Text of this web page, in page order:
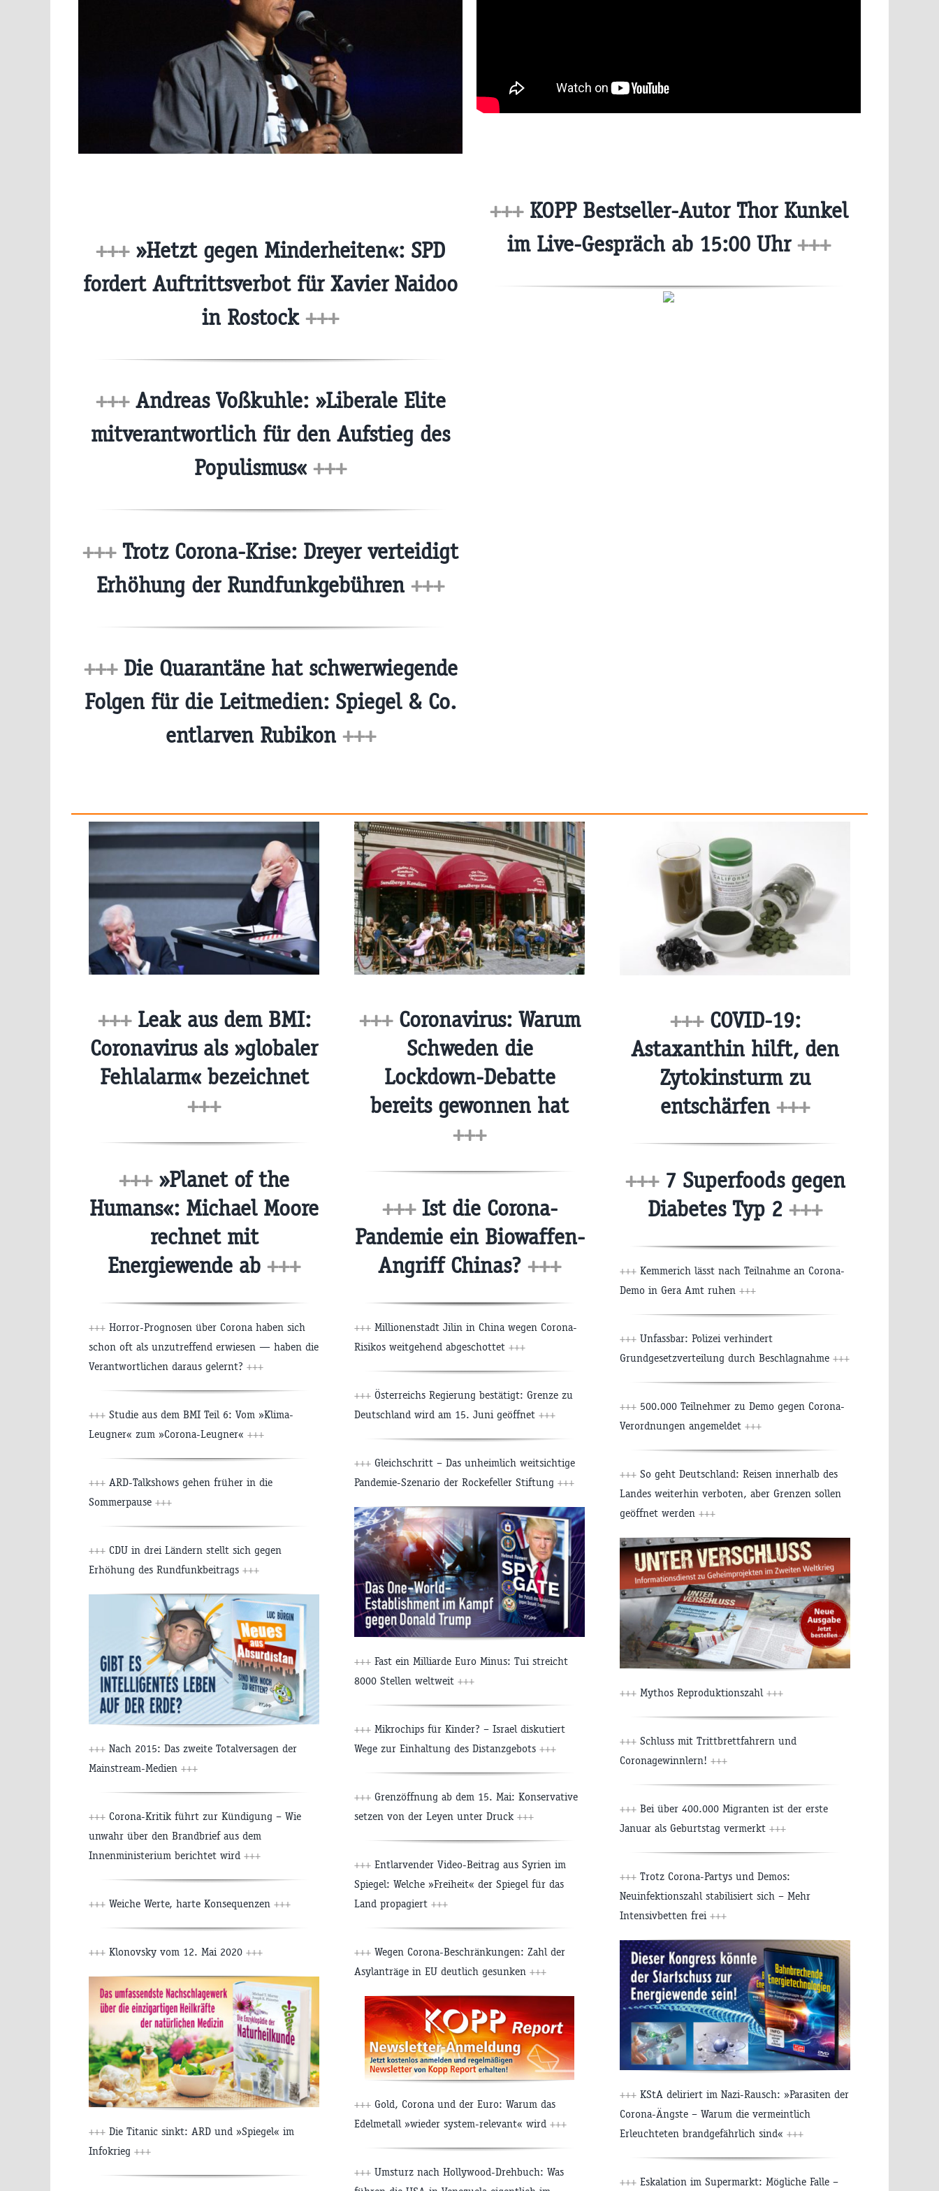
+++»Hetzt gegen Minderheiten«: SPD
fordert Auftrittsverbot für Xavier Naidoo
in Rostock +++
+++Andreas Voßkuhle: »Liberale Elite
mitverantwortlich für den Aufstieg des
Populismus« +++
+++Trotz Corona-Krise: Dreyer verteidigt
Erhöhung der Rundfunkgebühren +++
+++Die Quarantäne hat schwerwiegende
Folgen für die Leitmedien: Spiegel & Co.
entlarven Rubikon +++
+++KOPP Bestseller-Autor Thor Kunkel
im Live-Gespräch ab 15:00 Uhr+++
+++Leak aus dem BMI:
Coronavirus als »globaler
Fehlalarm« bezeichnet
+++
+++»Planet of the
Humans«: Michael Moore
rechnet mit
Energiewende ab +++
+++ Horror-Prognosen über Corona haben sich
schon oft als unzutreffend erwiesen — haben die
Verantwortlichen daraus gelernt? +++
+++ Studie aus dem BMI Teil 6: Vom »Klima-
Leugner« zum »Corona-Leugner« +++
+++ ARD-Talkshows gehen früher in die
Sommerpause +++
+++ CDU in drei Ländern stellt sich gegen
Erhöhung des Rundfunkbeitrags +++
+++ Nach 2015: Das zweite Totalversagen der
Mainstream-Medien +++
+++ Corona-Kritik führt zur Kündigung – Wie
unwahr über den Brandbrief aus dem
Innenministerium berichtet wird +++
+++ Weiche Werte, harte Konsequenzen +++
+++ Klonovsky vom 12. Mai 2020 +++
+++ Die Titanic sinkt: ARD und »Spiegel« im
Infokrieg +++
+++Coronavirus: Warum
Schweden die
Lockdown-Debatte
bereits gewonnen hat
+++
+++Ist die Corona-
Pandemie ein Biowaffen-
Angriff Chinas? +++
+++ Millionenstadt Jilin in China wegen Corona-
Risikos weitgehend abgeschottet +++
+++ Österreichs Regierung bestätigt: Grenze zu
Deutschland wird am 15. Juni geöffnet +++
+++ Gleichschritt – Das unheimlich weitsichtige
Pandemie-Szenario der Rockefeller Stiftung +++
+++ Fast ein Milliarde Euro Minus: Tui streicht
8000 Stellen weltweit +++
+++ Mikrochips für Kinder? – Israel diskutiert
Wege zur Einhaltung des Distanzgebots +++
+++ Grenzöffnung ab dem 15. Mai: Konservative
setzen von der Leyen unter Druck +++
+++ Entlarvender Video-Beitrag aus Syrien im
Spiegel: Welche »Freiheit« der Spiegel für das
Land propagiert +++
+++ Wegen Corona-Beschränkungen: Zahl der
Asylanträge in EU deutlich gesunken +++
+++ Gold, Corona und der Euro: Warum das
Edelmetall »wieder system-relevant« wird +++
+++ Umsturz nach Hollywood-Drehbuch: Was
+++COVID-19:
Astaxanthin hilft, den
Zytokinsturm zu
entschärfen +++
+++7 Superfoods gegen
Diabetes Typ 2 +++
+++ Kemmerich lässt nach Teilnahme an Corona-
Demo in Gera Amt ruhen +++
+++ Unfassbar: Polizei verhindert
Grundgesetzverteilung durch Beschlagnahme +++
+++ 500.000 Teilnehmer zu Demo gegen Corona-
Verordnungen angemeldet +++
+++ So geht Deutschland: Reisen innerhalb des
Landes weiterhin verboten, aber Grenzen sollen
geöffnet werden +++
+++ Mythos Reproduktionszahl +++
+++ Schluss mit Trittbrettfahrern und
Coronagewinnlern! +++
+++ Bei über 400.000 Migranten ist der erste
Januar als Geburtstag vermerkt +++
+++ Trotz Corona-Partys und Demos:
Neuinfektionszahl stabilisiert sich – Mehr
Intensivbetten frei +++
+++ KStA deliriert im Nazi-Rausch: »Parasiten der
Corona-Ängste – Warum die vermeintlich
Erleuchteten brandgefährlich sind« +++
+++ Eskalation im Supermarkt: Mögliche Falle –